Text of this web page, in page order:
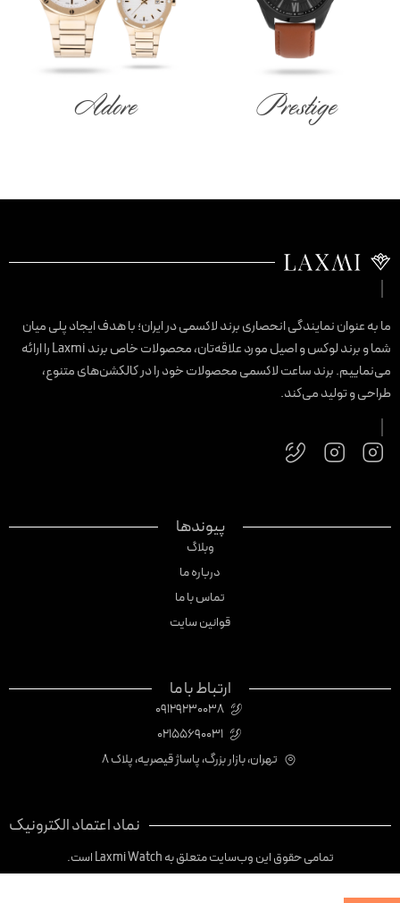
Prestige
Adore
به عنوان نمایندگی انحصاری برند لاکسمی در ایران؛ با هدف ایجاد پلی میان
شما و برند لوکس و اصیل مورد علاقه‌تان، محصولات خاص برند Laxmi را ارائه
برند ساعت لاکسمی محصولات خود را در کالکشن‌های متنوع،
و تولید می‌کند.
پیوندها
وبلاگ
درباره ما
تماس با ما
قوانین سایت
ارتباط با ما
09129230038
02155690031
تهران، بازار بزرگ، پاساژ قیصریه، پلاک 8
نماد اعتماد الکترونیک
تمامی حقوق این وب‌سایت متعلق به Laxmi Watch است.